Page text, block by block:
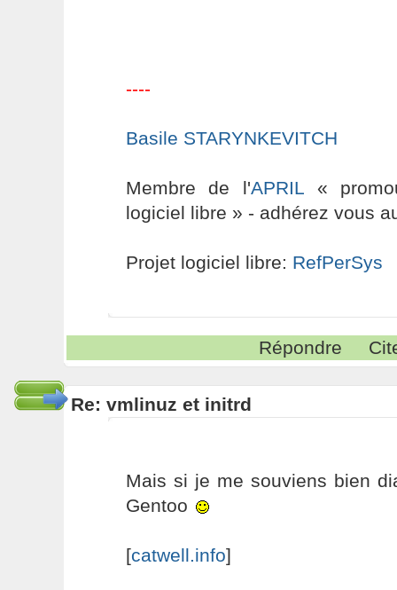
----
Basile STARYNKEVITCH
Membre de l'APRIL «
logiciel libre » - adhérez vous
Projet logiciel libre: RefPerSys
Répondre
Re: vmlinuz et initrd
Mais si je me souviens bien
Gentoo
[catwell.info]